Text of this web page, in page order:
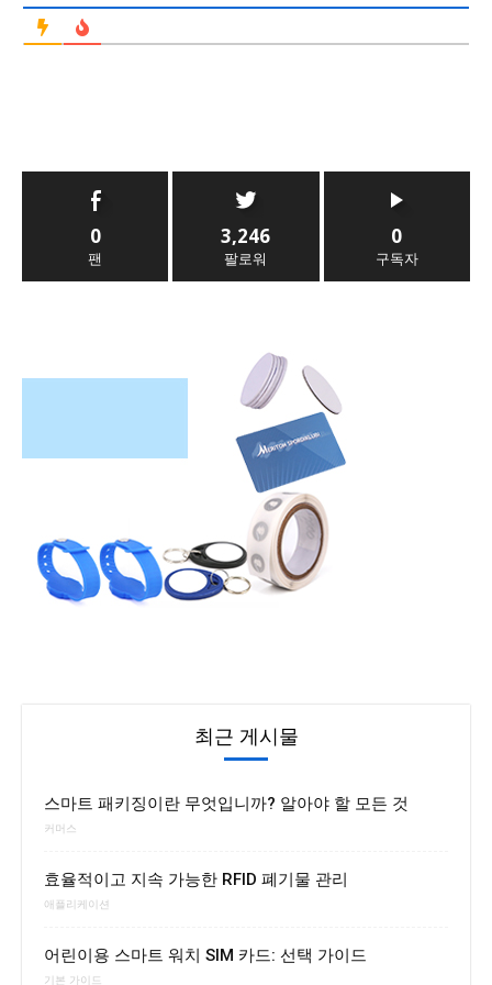
0
팬
3,246
팔로워
0
구독자
최근 게시물
스마트 패키징이란 무엇입니까? 알아야 할 모든 것
커머스
효율적이고 지속 가능한 RFID 폐기물 관리
애플리케이션
어린이용 스마트 워치 SIM 카드: 선택 가이드
기본 가이드